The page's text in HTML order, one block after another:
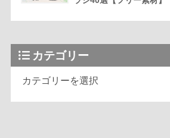
カテゴリー